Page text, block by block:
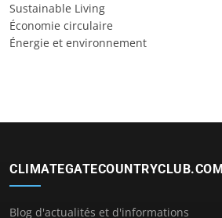
Sustainable Living
Économie circulaire
Énergie et environnement
CLIMATEGATECOUNTRYCLUB.COM
Blog d'actualités et d'informations